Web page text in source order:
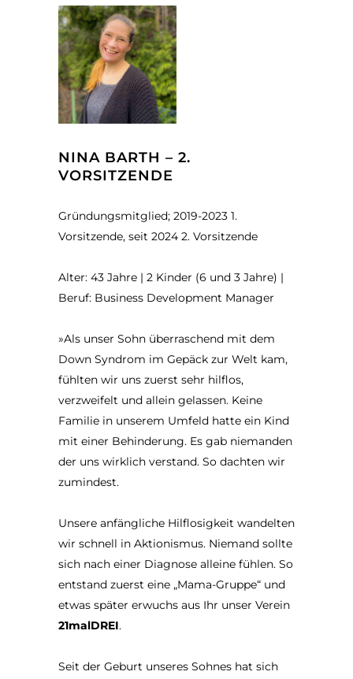
NINA BARTH – 2.
VORSITZENDE
Gründungsmitglied; 2019-2023 1.
Vorsitzende, seit 2024 2. Vorsitzende
Alter: 43 Jahre | 2 Kinder (6 und 3 Jahre) |
Beruf: Business Development Manager
»Als unser Sohn überraschend mit dem
Down Syndrom im Gepäck zur Welt kam,
fühlten wir uns zuerst sehr hilflos,
verzweifelt und allein gelassen. Keine
Familie in unserem Umfeld hatte ein Kind
mit einer Behinderung. Es gab niemanden
der uns wirklich verstand. So dachten wir
zumindest.
Unsere anfängliche Hilflosigkeit wandelten
wir schnell in Aktionismus. Niemand sollte
sich nach einer Diagnose alleine fühlen. So
entstand zuerst eine „Mama-Gruppe“ und
etwas später erwuchs aus Ihr unser Verein
21malDREI.
Seit der Geburt unseres Sohnes hat sich